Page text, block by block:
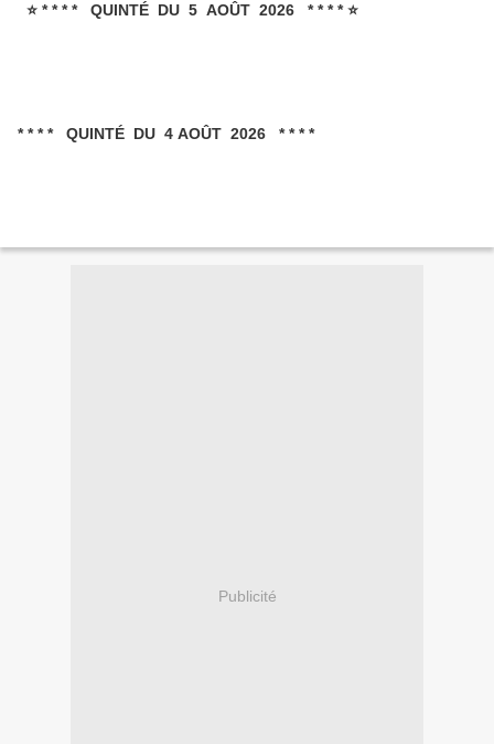
⭐ * * * * QUINTÉ DU 5 AOÛT 2026 * * * * ⭐
* * * * QUINTÉ DU 4 AOÛT 2026 * * * *
Publicité